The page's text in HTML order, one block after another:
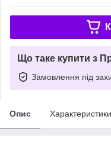
Що таке купити з
Замовлення під
Опис Характеристики